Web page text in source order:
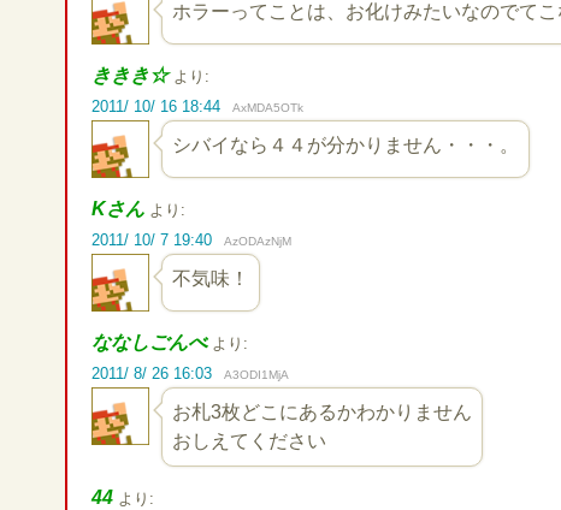
ホラーってことは、お化けみたいなのでて
ききき☆ より:
2011/ 10/ 16 18:44
AxMDA5OTk
シバイなら４４が分かりません・・・。
Kさん より:
2011/ 10/ 7 19:40
AzODAzNjM
不気味！
ななしごんべ より:
2011/ 8/ 26 16:03
A3ODI1MjA
お札3枚どこにあるかわかりません
おしえてください
44 より: